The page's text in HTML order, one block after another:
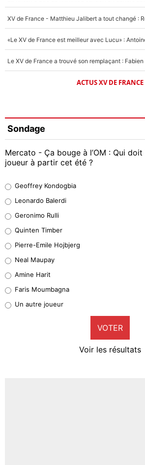
ACTUS XV DE FRANCE
Sondage
Mercato - Ça bouge à l’OM : Qui
joueur à partir cet été ?
38%
32%
4%
1%
9%
Geoffrey Kondogbia
Leonardo Balerdi
Geronimo Rulli
Quinten Timber
Pierre-Emile Hojbjerg
Neal Maupay
Amine Harit
Faris Moumbagna
Un autre joueur
VOTER
Voir les résultats